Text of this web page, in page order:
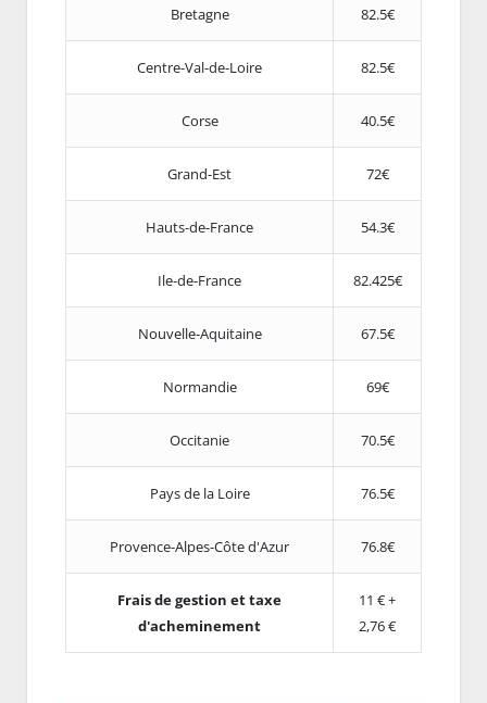
Bretagne 82.5€
Centre-Val-de-Loire 82.5€
Corse 40.5€
Grand-Est 72€
Hauts-de-France 54.3€
Ile-de-France 82.425€
Nouvelle-Aquitaine 67.5€
Normandie 69€
Occitanie 70.5€
Pays de la Loire 76.5€
Provence-Alpes-Côte d'Azur 76.8€
Frais de gestion et taxe
d'acheminement
11 € +
2,76 €